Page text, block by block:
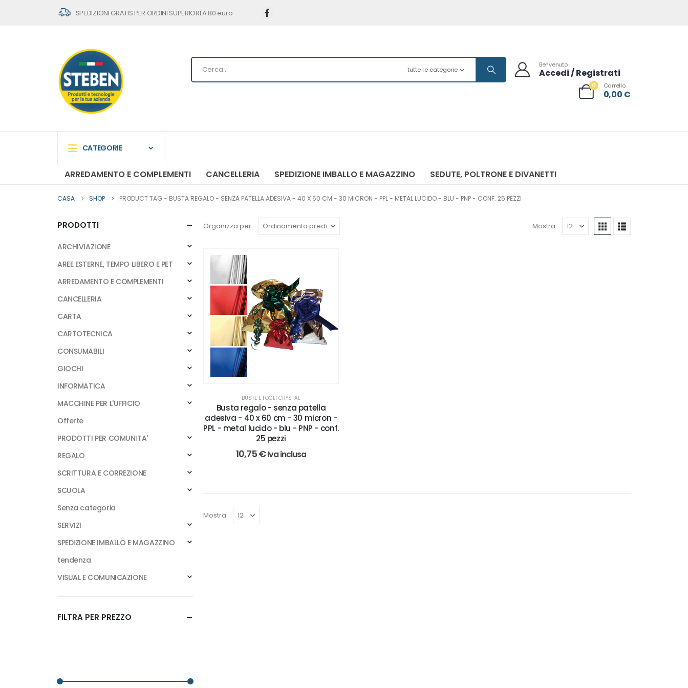
SPEDIZIONI GRATIS PER ORDINI SUPERIORI A 80 euro
tutte le categorie
Benvenuto
Accedi / Registrati
0 Carrello
0,00€
CATEGORIE
ARREDAMENTO E COMPLEMENTI CANCELLERIA SPEDIZIONE IMBALLO E MAGAZZINO SEDUTE, POLTRONE E DIVANETTI
CASA SHOP PRODUCT TAG - BUSTA REGALO - SENZA PATELLA ADESIVA - 40 X 60 CM - 30 MICRON - PPL - METAL LUCIDO - BLU - PNP - CONF. 25 PEZZI
Organizza per: Mostra:
BUSTE E FOGLI CRYSTAL
Busta regalo - senza patella
adesiva - 40 x 60 cm - 30 micron -
PPL - metal lucido - blu - PNP - conf.
25 pezzi
10,75€Iva inclusa
Mostra:
PRODOTTI
ARCHIVIAZIONE
AREE ESTERNE, TEMPO LIBERO E PET
ARREDAMENTO E COMPLEMENTI
CANCELLERIA
CARTA
CARTOTECNICA
CONSUMABILI
GIOCHI
INFORMATICA
MACCHINE PER L'UFFICIO
Offerte
PRODOTTI PER COMUNITA'
REGALO
SCRITTURA E CORREZIONE
SCUOLA
Senza categoria
SERVIZI
SPEDIZIONE IMBALLO E MAGAZZINO
tendenza
VISUAL E COMUNICAZIONE
FILTRA PER PREZZO